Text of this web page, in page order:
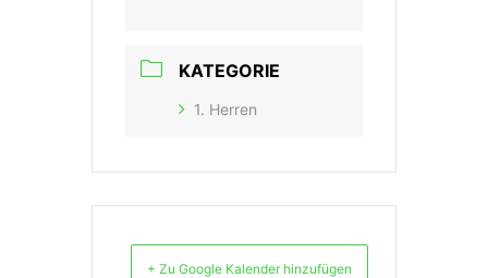
KATEGORIE
1. Herren
+ Zu Google Kalender hinzufügen